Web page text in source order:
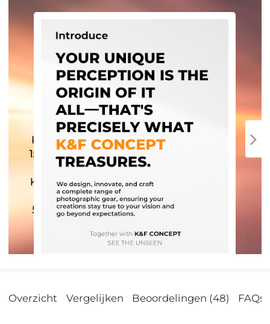
Overzicht Vergelijken Beoordelingen (48) FAQs